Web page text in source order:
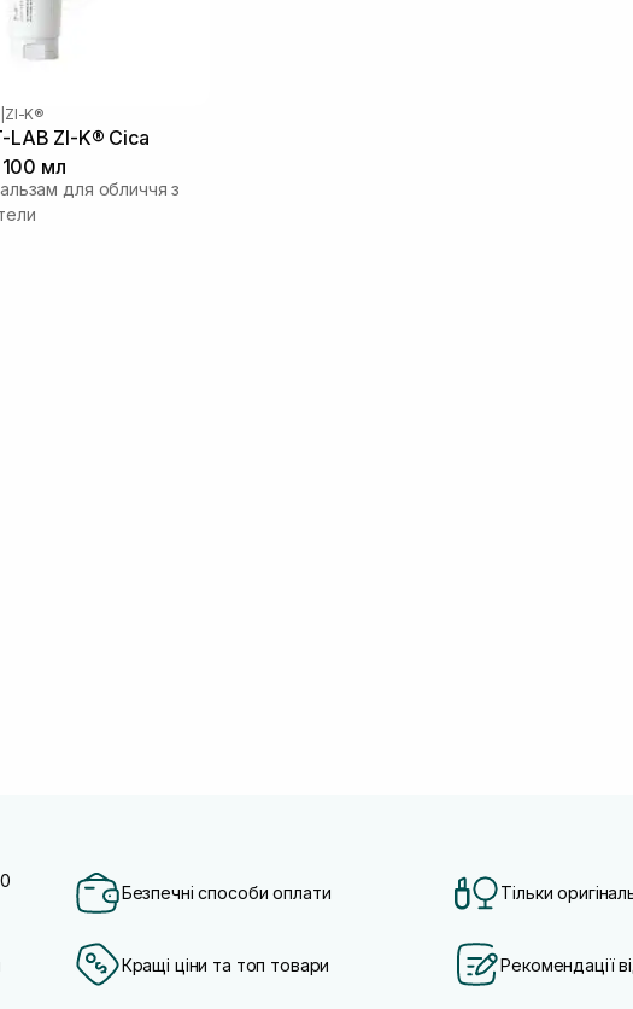
ZI-K®
LAB ZI-K® Cica
мл
для обличчя з
Безпечні способи оплати Тільки
Кращі ціни та топ товари Рекомендації